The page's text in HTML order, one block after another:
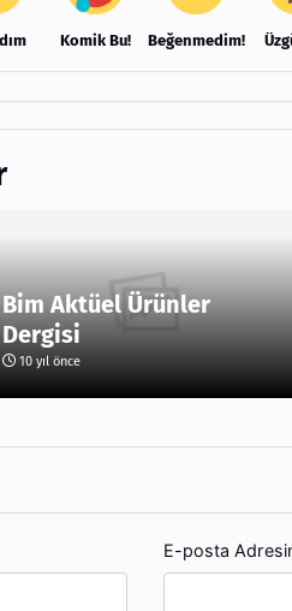
Komik Bu! Beğenmedim!
Bim Aktüel Ürünler
Dergisi
10 yıl önce
E-posta